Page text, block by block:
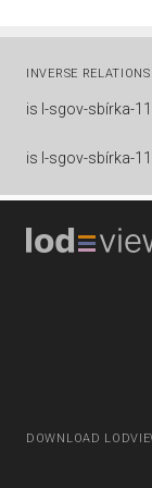
INVERSE RELATIONS
is l-sgov-sbírka-
is l-sgov-sbírka-
DOWNLOAD